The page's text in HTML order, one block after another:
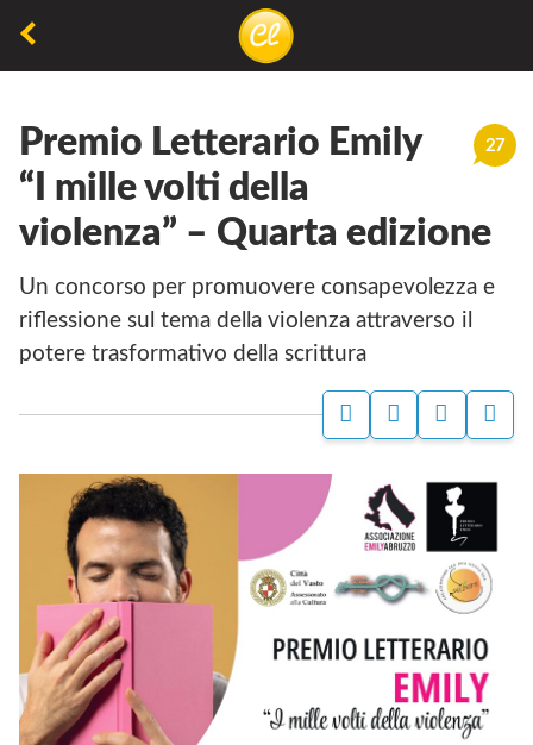
non
permette
camminare,
ma
permette
27
Premio Letterario Emily
“I mille volti della
violenza” – Quarta edizione
Un concorso per promuovere consapevolezza e
riflessione sul tema della violenza attraverso il
potere trasformativo della scrittura